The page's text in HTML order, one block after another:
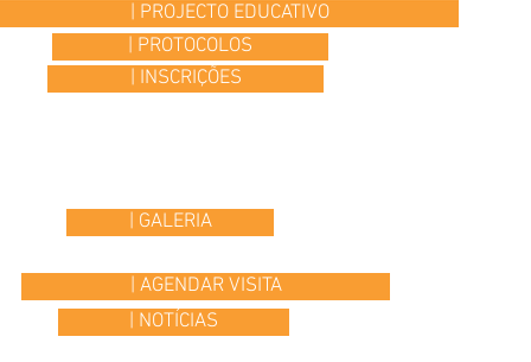
| PROJECTO EDUCATIVO
| PROTOCOLOS
| INSCRIÇÕES
| GALERIA
| AGENDAR VISITA
| NOTÍCIAS